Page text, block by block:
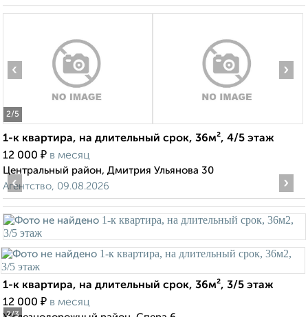
2/5
‹ ›
1-к квартира, на длительный срок, 36м², 4/5 этаж
12 000 ₽ в месяц
Центральный район, Дмитрия Ульянова 30
Агентство, 09.08.2026
2/3
‹ ›
1-к квартира, на длительный срок, 36м², 3/5 этаж
12 000 ₽ в месяц